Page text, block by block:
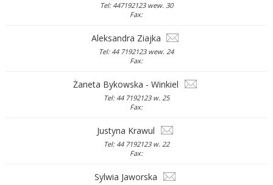
Tel: 447192123 wew. 30
Fax:
Aleksandra Ziajka
Tel: 44 7192123 wew. 24
Fax:
Żaneta Bykowska - Winkiel
Tel: 44 7192123 w. 25
Fax:
Justyna Krawul
Tel: 44 7192123 w. 22
Fax:
Sylwia Jaworska